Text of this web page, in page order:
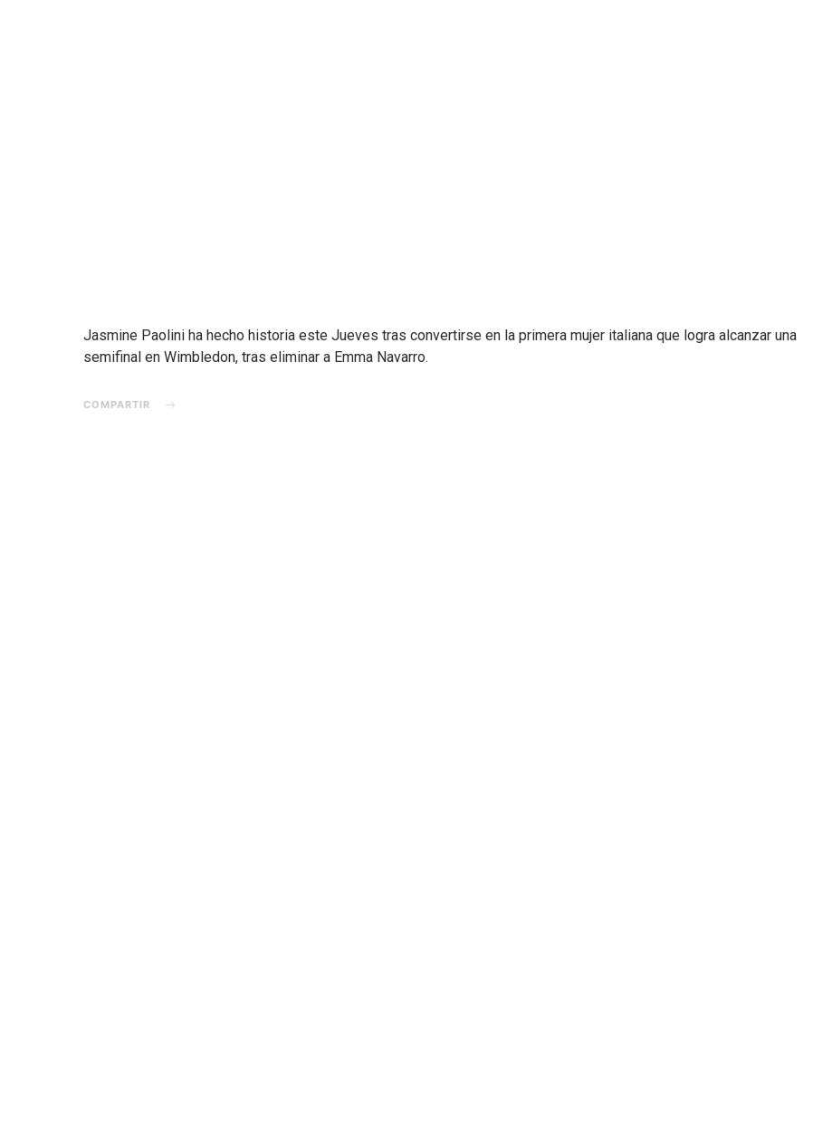
Jasmine Paolini ha hecho historia este Jueves tras convertirse en la primera mujer italiana que logra alcanzar una
semifinal en Wimbledon, tras eliminar a Emma Navarro.
COMPARTIR